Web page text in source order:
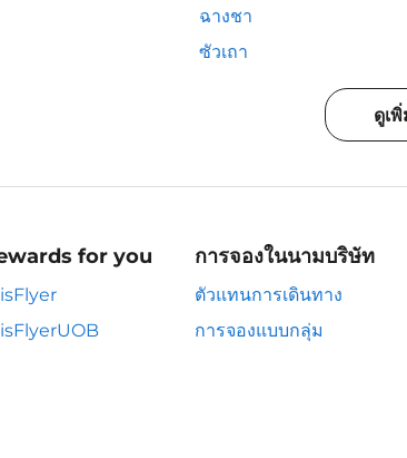
ฉางชา
ซัวเถา
ดูเ
for you การจองในนามบริษัท
ตัวแทนการเดินทาง
การจองแบบกลุ่ม